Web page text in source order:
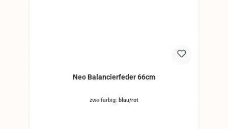
Neo Balancierfeder 66cm
zweifarbig: blau/rot